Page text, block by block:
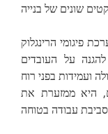
פיגומי הרינגלוק
על העובדים
ועמידות בפני רוח
היא ממזערת את